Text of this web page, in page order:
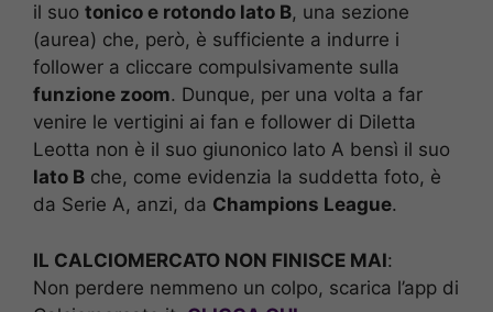
il suo tonico e rotondo lato B, una sezione
(aurea) che, però, è sufficiente a indurre i
follower a cliccare compulsivamente sulla
funzione zoom. Dunque, per una volta a far
venire le vertigini ai fan e follower di Diletta
Leotta non è il suo giunonico lato A bensì il suo
lato B che, come evidenzia la suddetta foto, è
da Serie A, anzi, da Champions League.
IL CALCIOMERCATO NON FINISCE MAI:
Non perdere nemmeno un colpo, scarica l’app di